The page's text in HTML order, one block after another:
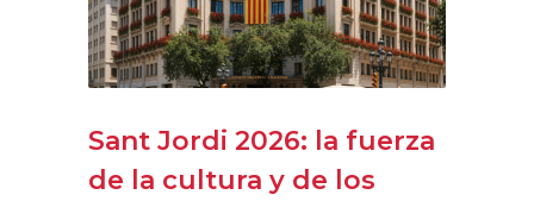
Sant Jordi 2026: la fuerza
de la cultura y de los